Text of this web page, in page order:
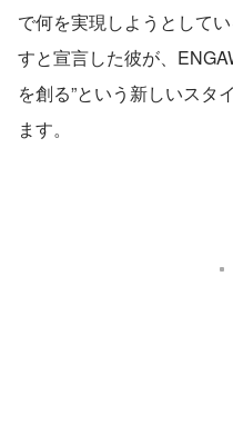
で何を実現しようとして
すと宣言した彼が、
を創る”という新しいスタ
ます。